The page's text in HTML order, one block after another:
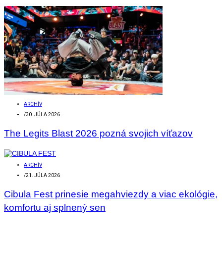
ARCHÍV
/30. JÚLA 2026
The Legits Blast 2026 pozná svojich víťazov
ARCHÍV
/21. JÚLA 2026
Cibula Fest prinesie megahviezdy a viac ekológie,
komfortu aj splnený sen